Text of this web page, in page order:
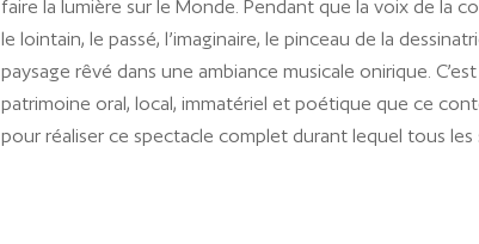
faire la lumière sur le Monde. Pendant que la voix de la
le lointain, le passé, l’imaginaire, le pinceau de la
paysage rêvé dans une ambiance musicale onirique.
patrimoine oral, local, immatériel et poétique que ce
pour réaliser ce spectacle complet durant lequel tous les